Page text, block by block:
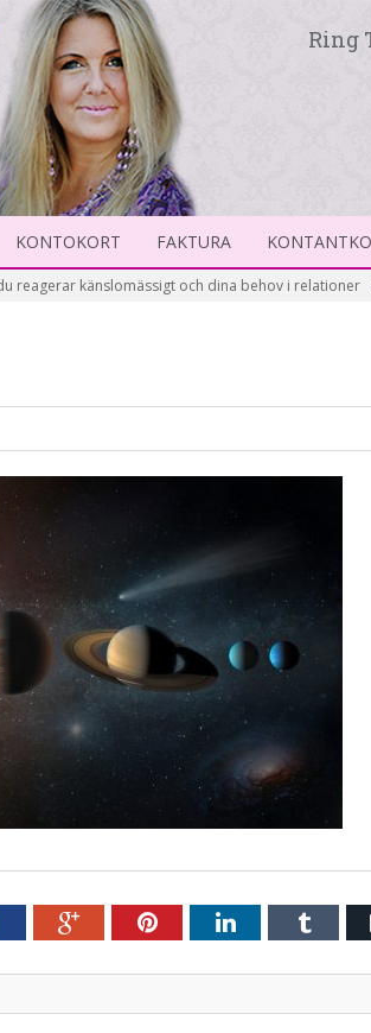
Ring
KONTOKORT FAKTURA
reagerar känslomässigt och dina behov i relationer
Google+PinterestLinkedIn